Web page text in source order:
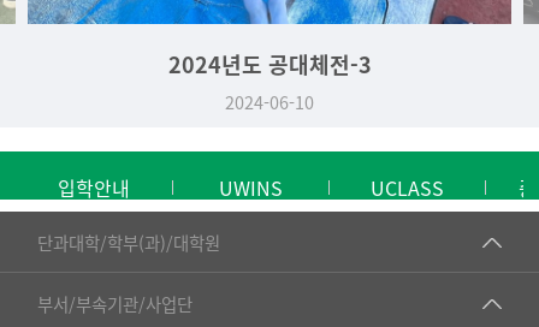
2024년도 공대체전-3
2024-06-10
입학안내 UWINS UCLASS
단과대학/학부(과)/대학원
■인문대학
▷국어국문학부
부서/부속기관/사업단
공동기기센터